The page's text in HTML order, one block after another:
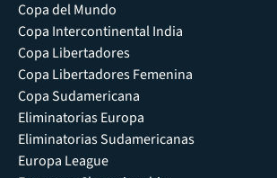
Copa del Mundo
Copa Intercontinental India
Copa Libertadores
Copa Libertadores Femenina
Copa Sudamericana
Eliminatorias Europa
Eliminatorias Sudamericanas
Europa League